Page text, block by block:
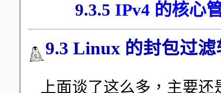
9.3.5 IPv4 的核心
9.3 Linux 的封包过
上面谈了这么多，主要